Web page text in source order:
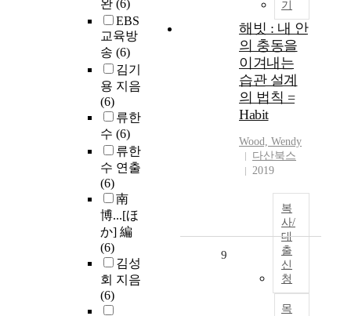
완 (6)
EBS
교육방
송 (6)
김기
용 지음
(6)
류한
수 (6)
류한
수 연출
(6)
南
博...[ほ
か] 編
(6)
김성
회 지음
(6)
기
해빗 : 내 안
의 충동을
이겨내는
습관 설계
의 법칙 =
Habit
Wood, Wendy
다산북스
2019
복
사/
대
출
신
청
목
9